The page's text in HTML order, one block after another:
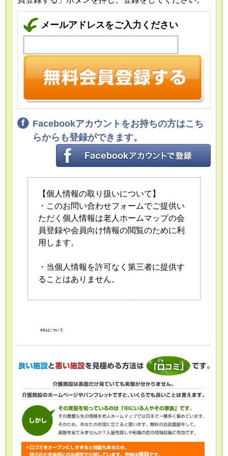
メールアドレスをご入力ください
Facebookアカウントをお持ちの方はこち
らからも登録ができます。
【個人情報の取り扱いについて】
・このお問い合わせフォームでご提供い
ただく個人情報は老人ホームマップの会
員登録や会員向け情報の閲覧のために利
用します。
・当個人情報を許可なく第三者に提供す
ることはありません。
おける個人情報の安全管理が図られるよ
・当個人情報の利用目的の通知、開示、
内容の訂正・追加または削除、利用の停
止・消去および第三者への提供の停止
（「開示等」といいます。）を受け付け
ております。開示等の求めは、以下の
「個人情報苦情及び相談窓口」で受け付
けます。
SSLについて